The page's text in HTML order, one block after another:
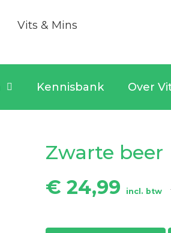
Kennisbank Over
Zwarte beer
€ 24,99
incl. btw